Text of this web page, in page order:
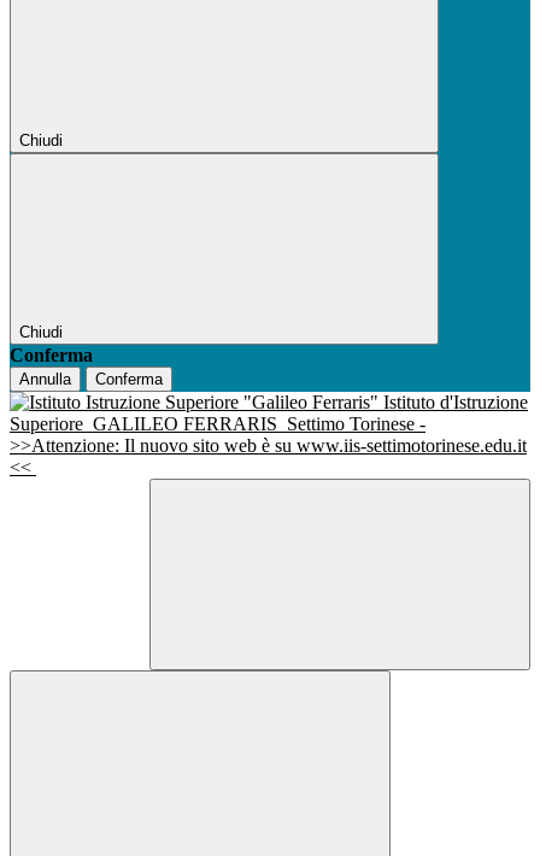
Chiudi
Chiudi
Conferma
Annulla Conferma
Istituto d'Istruzione
Superiore GALILEO FERRARIS Settimo Torinese -
>>Attenzione: Il nuovo sito web è su www.iis-settimotorinese.edu.it
<<